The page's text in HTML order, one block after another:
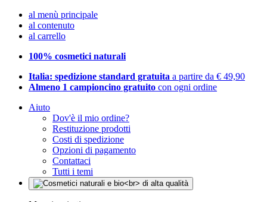
al menù principale
al contenuto
al carrello
100% cosmetici naturali
Italia: spedizione standard gratuita a partire da € 49,90
Almeno 1 campioncino gratuito con ogni ordine
Aiuto
Dov'è il mio ordine?
Restituzione prodotti
Costi di spedizione
Opzioni di pagamento
Contattaci
Tutti i temi